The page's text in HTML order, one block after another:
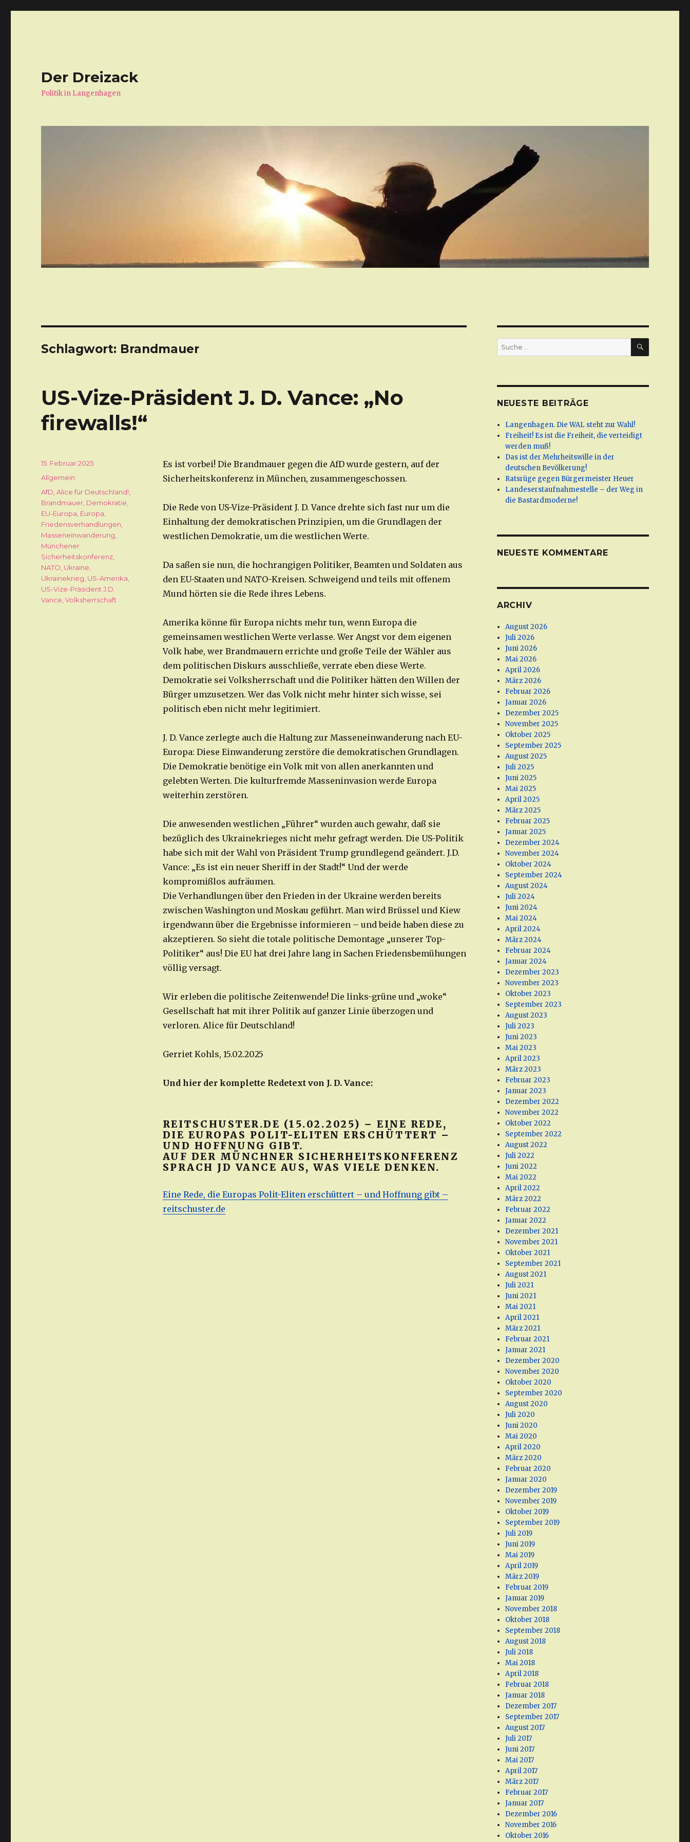
Der Dreizack
Politik in Langenhagen
Schlagwort: Brandmauer
US-Vize-Präsident J. D. Vance: „No
firewalls!“
Es ist vorbei! Die Brandmauer gegen die AfD wurde gestern, auf der
Sicherheitskonferenz in München, zusammengeschossen.
Die Rede von US-Vize-Präsident J. D. Vance drehte sich fast nur um die
Einhaltung der demokratischen Prinzipien, um die Grundlagen der
westlichen Demokratie, um die westlichen Werte.
Da saßen sie nun, die hochrangigen Politiker, Beamten und Soldaten aus
den EU-Staaten und NATO-Kreisen. Schweigend und teils mit offenem
Mund hörten sie die Rede ihres Lebens.
Amerika könne für Europa nichts mehr tun, wenn Europa die
gemeinsamen westlichen Werte verlasse. Wer Angst vor dem eigenen
Volk habe, wer Brandmauern errichte und große Teile der Wähler aus
dem politischen Diskurs ausschließe, verrate eben diese Werte.
Demokratie sei Volksherrschaft und die Politiker hätten den Willen der
Bürger umzusetzen. Wer das Volk nicht mehr hinter sich wisse, sei
politisch eben nicht mehr legitimiert.
J. D. Vance zerlegte auch die Haltung zur Masseneinwanderung nach EU-
Europa: Diese Einwanderung zerstöre die demokratischen Grundlagen.
Die Demokratie benötige ein Volk mit von allen anerkannten und
gelebten Werten. Die kulturfremde Masseninvasion werde Europa
weiterhin zerstören.
Die anwesenden westlichen „Führer“ wurden auch gewahr, daß sie
bezüglich des Ukrainekrieges nicht mehr gefragt werden. Die US-Politik
habe sich mit der Wahl von Präsident Trump grundlegend geändert. J.D.
Vance: „Es ist ein neuer Sheriff in der Stadt!“ Und der werde
kompromißlos aufräumen.
Die Verhandlungen über den Frieden in der Ukraine werden bereits
zwischen Washington und Moskau geführt. Man wird Brüssel und Kiew
irgendwann über die Ergebnisse informieren – und beide haben diese zu
akzeptieren. So sieht die totale politische Demontage „unserer Top-
Politiker“ aus! Die EU hat drei Jahre lang in Sachen Friedensbemühungen
völlig versagt.
Wir erleben die politische Zeitenwende! Die links-grüne und „woke“
Gesellschaft hat mit ihrer Politik auf ganzer Linie überzogen und
verloren. Alice für Deutschland!
Gerriet Kohls, 15.02.2025
Und hier der komplette Redetext von J. D. Vance:
REITSCHUSTER.DE (15.02.2025) – EINE REDE,
DIE EUROPAS POLIT-ELITEN ERSCHÜTTERT –
UND HOFFNUNG GIBT.
AUF DER MÜNCHNER SICHERHEITSKONFERENZ
SPRACH JD VANCE AUS, WAS VIELE DENKEN.
Eine Rede, die Europas Polit-Eliten erschüttert – und Hoffnung gibt –
reitschuster.de
Veröffentlicht
am
15. Februar 2025
Kategorien
Allgemein
Schlagwörter
AfD ,Alice für Deutschland!
Brandmauer Demokratie
EU-Europa Europa
Friedensverhandlungen
Masseneinwanderung
Münchener
Sicherheitskonferenz
NATO Ukraine
Ukrainekrieg US-Amerika
US-Vize-Präsident J.D.
Vance ,Volksherrschaft
Suche
nach:
SUCHE
NEUESTE BEITRÄGE
Langenhagen. Die WAL steht zur Wahl!
Freiheit! Es ist die Freiheit, die verteidigt
werden muß!
Das ist der Mehrheitswille in der
deutschen Bevölkerung!
Ratsrüge gegen Bürgermeister Heuer
Landeserstaufnahmestelle – der Weg in
die Bastardmoderne!
NEUESTE KOMMENTARE
ARCHIV
August 2026
Juli 2026
Juni 2026
Mai 2026
April 2026
März 2026
Februar 2026
Januar 2026
Dezember 2025
November 2025
Oktober 2025
September 2025
August 2025
Juli 2025
Juni 2025
Mai 2025
April 2025
März 2025
Februar 2025
Januar 2025
Dezember 2024
November 2024
Oktober 2024
September 2024
August 2024
Juli 2024
Juni 2024
Mai 2024
April 2024
März 2024
Februar 2024
Januar 2024
Dezember 2023
November 2023
Oktober 2023
September 2023
August 2023
Juli 2023
Juni 2023
Mai 2023
April 2023
März 2023
Februar 2023
Januar 2023
Dezember 2022
November 2022
Oktober 2022
September 2022
August 2022
Juli 2022
Juni 2022
Mai 2022
April 2022
März 2022
Februar 2022
Januar 2022
Dezember 2021
November 2021
Oktober 2021
September 2021
August 2021
Juli 2021
Juni 2021
Mai 2021
April 2021
März 2021
Februar 2021
Januar 2021
Dezember 2020
November 2020
Oktober 2020
September 2020
August 2020
Juli 2020
Juni 2020
Mai 2020
April 2020
März 2020
Februar 2020
Januar 2020
Dezember 2019
November 2019
Oktober 2019
September 2019
Juli 2019
Juni 2019
Mai 2019
April 2019
März 2019
Februar 2019
Januar 2019
November 2018
Oktober 2018
September 2018
August 2018
Juli 2018
Mai 2018
April 2018
Februar 2018
Januar 2018
Dezember 2017
September 2017
August 2017
Juli 2017
Juni 2017
Mai 2017
April 2017
März 2017
Februar 2017
Januar 2017
Dezember 2016
November 2016
Oktober 2016